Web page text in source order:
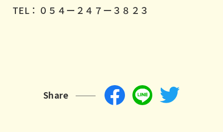
TEL：０５４ー２４７ー３８２３
Share